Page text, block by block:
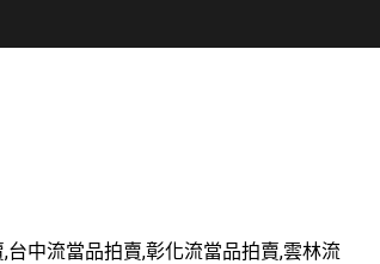
中流當品拍賣,彰化流當品拍賣,雲林流